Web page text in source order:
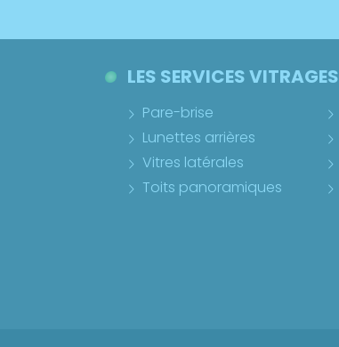
LES SERVICES VITRAGES
Pare-brise
Lunettes arrières
Vitres latérales
Toits panoramiques